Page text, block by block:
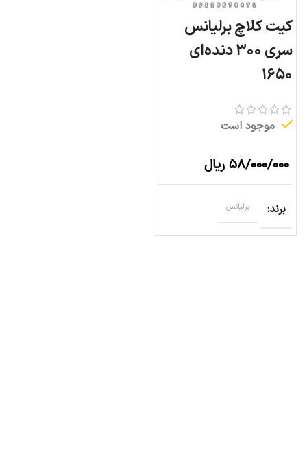
کیت کلاچ برلیانس
سری ۳۰۰ دنده‌ای
۱۶۵۰
موجود است
۵۸/۰۰۰/۰۰۰ ریال
برند برلیانس